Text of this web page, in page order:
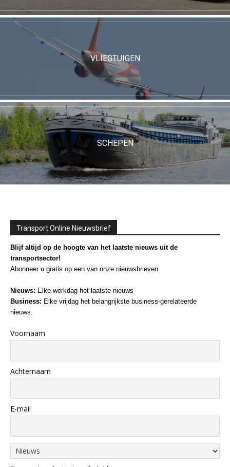
VLIEGTUIGEN
SCHEPEN
Transport Online Nieuwsbrief
Blijf altijd op de hoogte van het laatste nieuws uit de
transportsector!
Abonneer u gratis op een van onze nieuwsbrieven:
Nieuws: Elke werkdag het laatste nieuws
Business: Elke vrijdag het belangrijkste business-gerelateerde
nieuws.
Voornaam
Achternaam
E-mail